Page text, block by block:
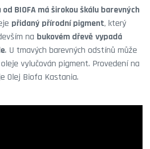
BIOFA má širokou škálu barevných
přidaný přírodní pigment, který
na bukovém dřevě vypadá
. U tmavých barevných odstínů může
vylučován pigment. Provedení na
Olej Biofa Kastania.